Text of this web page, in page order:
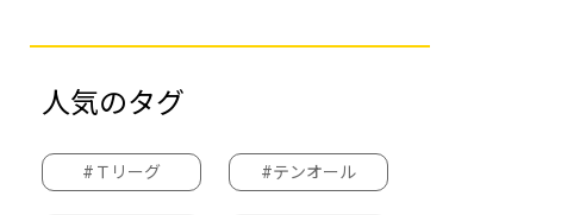
人気のタグ
#Ｔリーグ #テンオール